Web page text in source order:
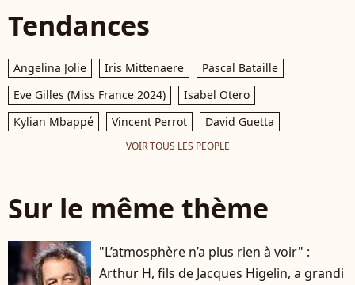
Tendances
Angelina Jolie Iris Mittenaere
Pascal Bataille
Eve Gilles (Miss France 2024)
Isabel Otero
Kylian Mbappé
Vincent Perrot David Guetta
VOIR TOUS LES PEOPLE
Sur le même thème
"L’atmosphère n’a plus rien à voir" :
Arthur H, fils de Jacques Higelin, a grandi